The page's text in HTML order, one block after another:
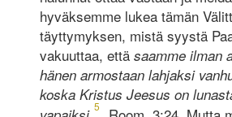
hyväksemme lukea tämän
täyttymyksen, mistä syystä
vakuuttaa, että saamme ilman
hänen armostaan lahjaksi
koska Kristus Jeesus on
5